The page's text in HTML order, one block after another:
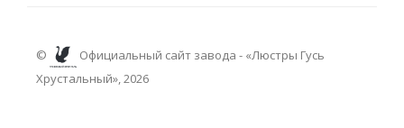
©
Официальный сайт завода - «Люстры Гусь
Хрустальный», 2026